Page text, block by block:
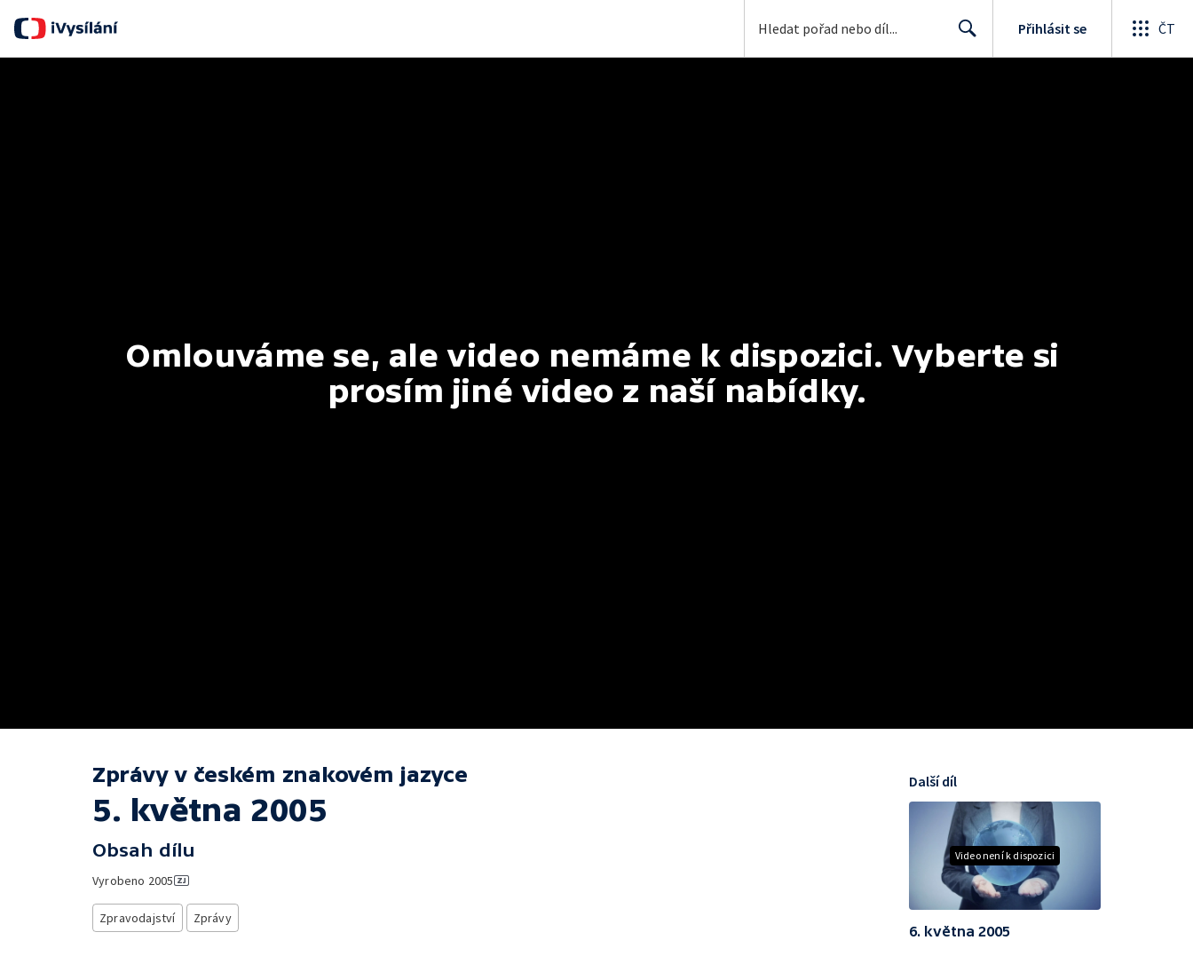
Přihlásit se ČT
Omlouváme se, ale video nemáme k dispozici. Vyberte si
prosím jiné video z naší nabídky.
Zprávy v českém znakovém jazyce
5. května 2005
Obsah dílu
Vyrobeno 2005
Zpravodajství Zprávy
Video není k dispozici
Další díl
6. května 2005